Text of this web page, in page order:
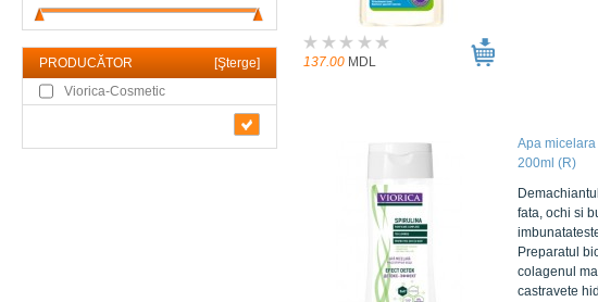
PRODUCĂTOR [Şterge]
Viorica-Cosmetic
137.00 MDL
Apa
200ml (R)
fata, ochi si
Preparatul
colagenul
castravete